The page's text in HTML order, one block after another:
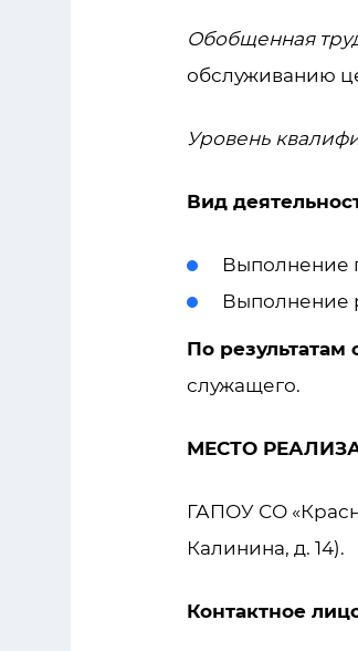
Обобщенная
обслуживанию
Уровень
Вид
Выполнение
Выполнение
По
служащего.
МЕСТО
ГАПОУ СО
Калинина, д. 14).
Контактное